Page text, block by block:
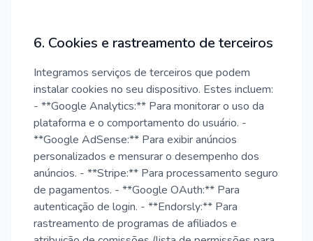
6. Cookies e rastreamento de terceiros
Integramos serviços de terceiros que podem
instalar cookies no seu dispositivo. Estes incluem:
- **Google Analytics:** Para monitorar o uso da
plataforma e o comportamento do usuário. -
**Google AdSense:** Para exibir anúncios
personalizados e mensurar o desempenho dos
anúncios. - **Stripe:** Para processamento seguro
de pagamentos. - **Google OAuth:** Para
autenticação de login. - **Endorsly:** Para
rastreamento de programas de afiliados e